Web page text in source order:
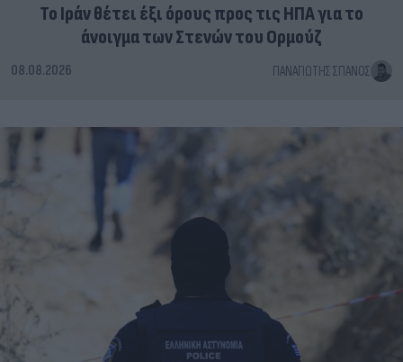
Το Ιράν θέτει έξι όρους προς τις ΗΠΑ για το
άνοιγμα των Στενών του Ορμούζ
08.08.2026 ΠΑΝΑΓΙΏΤΗΣ ΣΠΑΝΌΣ